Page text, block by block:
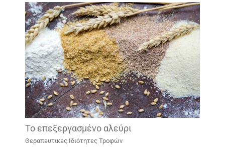
To επεξεργασμένο αλεύρι
Θεραπευτικές Ιδιότητες Τροφών